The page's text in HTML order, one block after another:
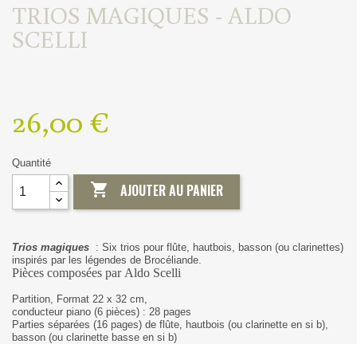
TRIOS MAGIQUES - ALDO
SCELLI
26,00 €
Quantité
 AJOUTER AU PANIER
Trios magiques : Six trios pour flûte, hautbois, basson (ou clarinettes)
inspirés par les légendes de Brocéliande.
Pièces composées par Aldo Scelli
Partition, Format 22 x 32 cm,
conducteur piano (6 pièces) : 28 pages
Parties séparées (16 pages) de flûte, hautbois (ou clarinette en si b),
basson (ou clarinette basse en si b)